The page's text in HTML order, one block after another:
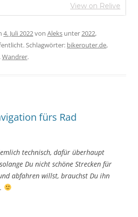
4. Juli 2022von Aleks unter2022,
Schlagwörter: bikerouter.de,
,Wandrer.
fürs Rad
technisch, dafür überhaupt
Du nicht schöne Strecken für
abfahren willst, brauchst Du ihn